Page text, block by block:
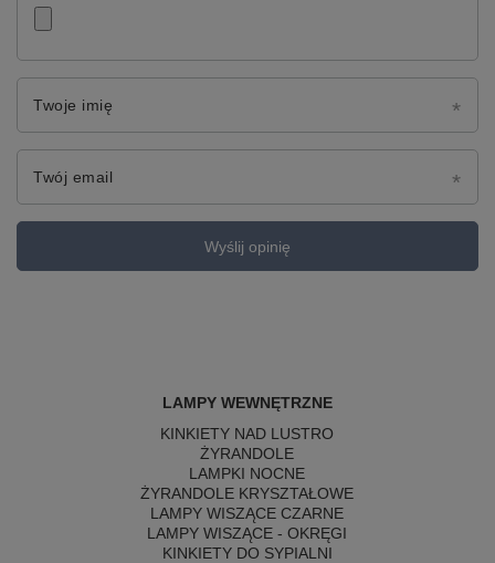
Twoje imię
Twój email
Wyślij opinię
LAMPY WEWNĘTRZNE
KINKIETY NAD LUSTRO
ŻYRANDOLE
LAMPKI NOCNE
ŻYRANDOLE KRYSZTAŁOWE
LAMPY WISZĄCE CZARNE
LAMPY WISZĄCE - OKRĘGI
KINKIETY DO SYPIALNI